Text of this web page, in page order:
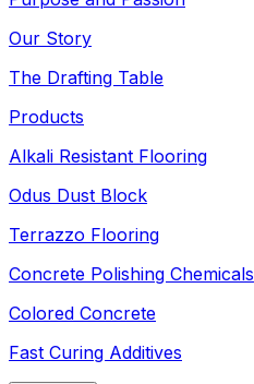
Our Story
The Drafting Table
Products
Alkali Resistant Flooring
Odus Dust Block
Terrazzo Flooring
Concrete Polishing Chemicals
Colored Concrete
Fast Curing Additives